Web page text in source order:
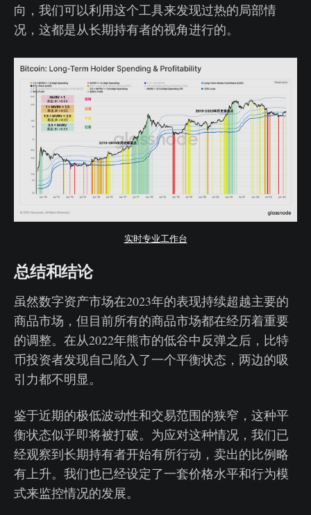
向，我们可以利用这个工具来发现过热的局部情
况，这都是从长期持有者的视角进行的。
实时专业工作台
总结和结论
虽然数字资产市场在2023年的表现持续超越主要的
商品市场，但目前所有的商品市场都在经历着重要
的调整。在从2022年熊市的低谷中反弹之后，比特
币投资者发现自己陷入了一个平衡状态，两边的吸
引力都不明显。
鉴于近期的极低波动性和交易范围的狭窄，这种平
衡状态似乎即将被打破。为应对这种情况，我们已
经观察到长期持有者开始有所行动，卖出的比例略
有上升。我们也已经设定了一套价格水平和行为模
式来监控情况的发展。